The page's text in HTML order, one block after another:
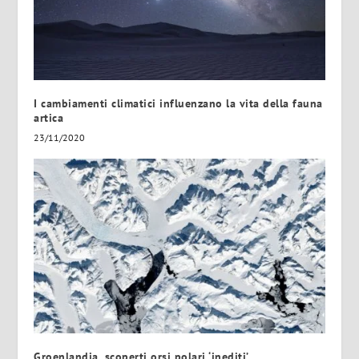
I cambiamenti climatici influenzano la vita della fauna
artica
23/11/2020